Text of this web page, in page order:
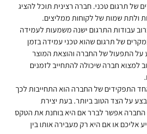
של תרגום טכני. חברה רצינית תוכל להציג
ולתת שמות של לקוחות ממליצים.
עבודות התרגום ישנה משמעות לעמידה
של תרגום שהוא טכני עמידה בזמן
על התפעול של החברה והוצאת המוצר
למצוא חברה שיכולה להתחייב לזמנים
התפקידים של החברה הוא התחייבות לכך
על הצד הטוב ביותר. בעת יצירת
אפשר לברר אם היא בוחנת את הטקס
אליכם או אם היא רק מעבירה אותו בין